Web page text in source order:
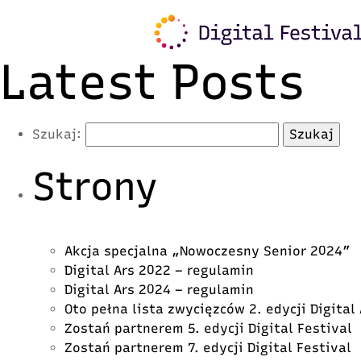
: Trying to access array offset on value of
content/plugins/freshmail-integration/vendor/
Latest Posts
Szukaj:
Strony
Akcja specjalna „Nowoczesny Senior 2024”
Digital Ars 2022 – regulamin
Digital Ars 2024 – regulamin
Oto pełna lista zwycięzców 2. edycji Digital
Zostań partnerem 5. edycji Digital Festival
Zostań partnerem 7. edycji Digital Festival